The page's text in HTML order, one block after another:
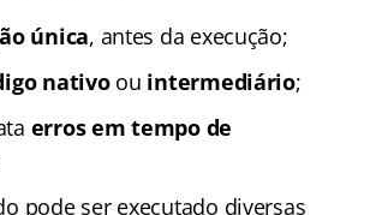
única, antes da execução;
nativoou intermediário;
erros em tempo de
pode ser executado diversas